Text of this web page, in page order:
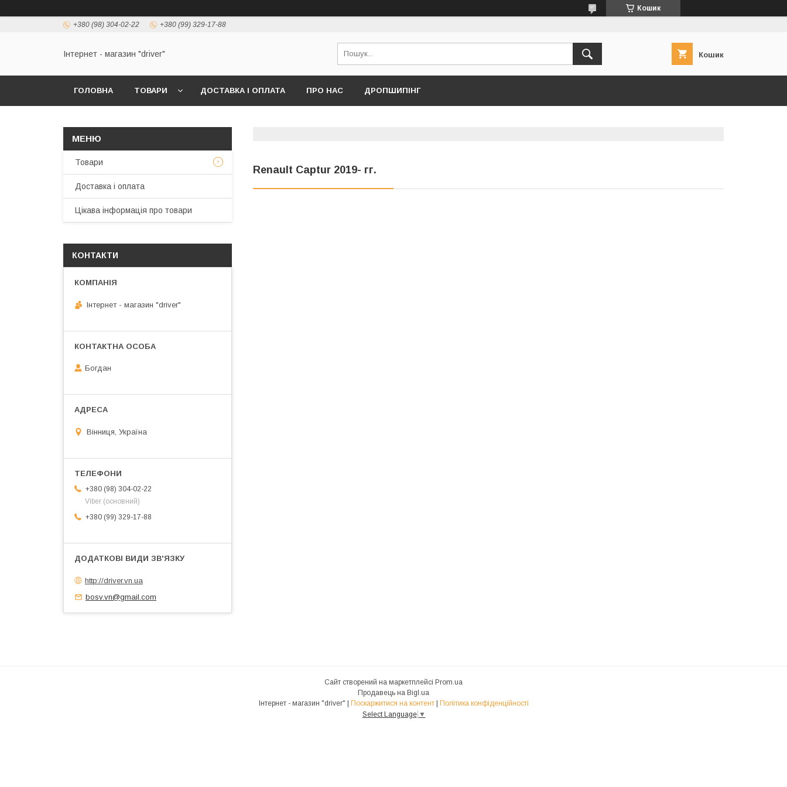
Кошик
+380 (98) 304-02-22 +380 (99) 329-17-88
Інтернет - магазин "driver" Кошик
ГОЛОВНА ТОВАРИ ДОСТАВКА І ОПЛАТА ПРО НАС ДРОПШИПІНГ
Renault Captur 2019- гг.
Товари
Доставка і оплата
Цікава інформація про товари
КОНТАКТИ
Інтернет - магазин "driver"
Богдан
Вінниця, Україна
+380 (98) 304-02-22
Viber (основний)
+380 (99) 329-17-88
http://driver.vn.ua
bosv.vn@gmail.com
Сайт створений на маркетплейсі Prom.ua
Продавець на Bigl.ua
Інтернет - магазин "driver" | Поскаржитися на контент | Політика конфіденційності
Select Language ▼